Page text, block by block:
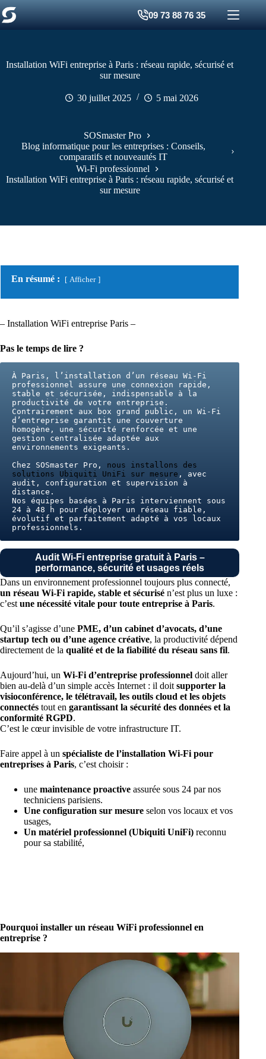
Passer
au
contenu
09 73 88 76 35
Installation WiFi entreprise à Paris : réseau rapide, sécurisé et
sur mesure
30 juillet 2025 5 mai 2026
SOSmaster Pro
Blog informatique pour les entreprises : Conseils,
comparatifs et nouveautés IT
Wi-Fi professionnel
Installation WiFi entreprise à Paris : réseau rapide, sécurisé et
sur mesure
En résumé : Afficher
– Installation WiFi entreprise Paris –
Pas le temps de lire ?
À Paris, l’installation d’un réseau Wi-Fi
professionnel assure une connexion rapide,
stable et sécurisée, indispensable à la
productivité de votre entreprise.
Contrairement aux box grand public, un Wi-Fi
d’entreprise garantit une couverture
homogène, une sécurité renforcée et une
gestion centralisée adaptée aux
environnements exigeants.
Chez SOSmaster Pro, nous installons des
solutions Ubiquiti UniFi sur mesure , avec
audit, configuration et supervision à
distance.
Nos équipes basées à Paris interviennent sous
24 à 48 h pour déployer un réseau fiable,
évolutif et parfaitement adapté à vos locaux
professionnels.
Audit Wi-Fi entreprise gratuit à Paris –
performance, sécurité et usages réels
Dans un environnement professionnel toujours plus connecté,
un réseau Wi-Fi rapide, stable et sécurisé n’est plus un luxe :
c’estune nécessité vitale pour toute entreprise à Paris.
Qu’il s’agisse d’une PME, d’un cabinet d’avocats, d’une
startup tech ou d’une agence créative, la productivité dépend
directement de la qualité et de la fiabilité du réseau sans fil.
Aujourd’hui, un Wi-Fi d’entreprise professionnel doit aller
bien au-delà d’un simple accès Internet : il doitsupporter la
visioconférence, le télétravail, les outils cloud et les objets
connectés tout en garantissant la sécurité des données et la
conformité RGPD.
C’est le cœur invisible de votre infrastructure IT.
Faire appel à un spécialiste de l’installation Wi-Fi pour
entreprises à Paris, c’est choisir :
une maintenance proactive assurée sous 24 par nos
techniciens parisiens.
Une configuration sur mesure selon vos locaux et vos
usages,
Un matériel professionnel (Ubiquiti UniFi) reconnu
pour sa stabilité,
Pourquoi installer un réseau WiFi professionnel en
entreprise ?